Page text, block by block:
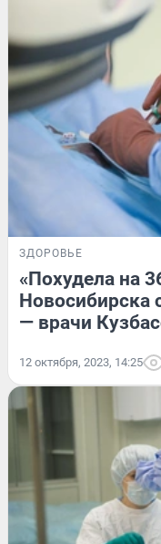
ЗДОРОВЬЕ
«Похудела на
Новосибирска
— врачи
12 октября, 2023, 14:25